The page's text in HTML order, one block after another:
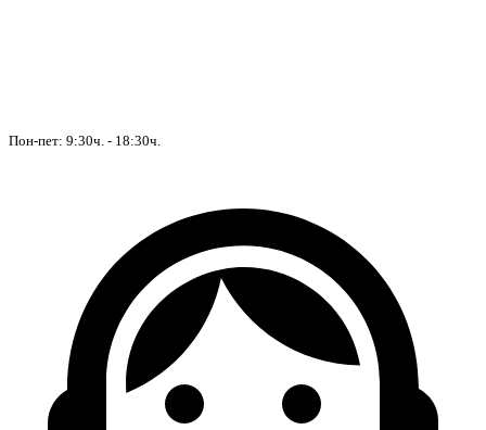
Пон-пет: 9:30ч. - 18:30ч.